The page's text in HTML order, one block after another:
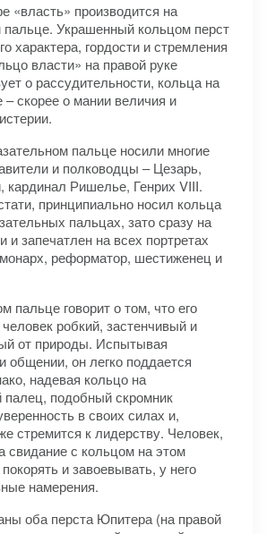
«власть» производится на
пальце. Украшенный кольцом перст
характера, гордости и стремления
власти» на правой руке
о рассудительности, кольца на
– скорее о мании величия и
пальце носили многие
и полководцы – Цезарь,
кардинал Ришелье, Генрих VIII.
принципиально носил кольца
пальцах, зато сразу на
и запечатлен на всех портретах
реформатор, шестиженец и
пальце говорит о том, что его
робкий, застенчивый и
от природы. Испытывая
общении, он легко поддается
надевая кольцо на
палец, подобный скромник
в своих силах и,
стремится к лидерству. Человек,
свидание с кольцом на этом
и завоевывать, у него
намерения.
оба перста Юпитера (на правой